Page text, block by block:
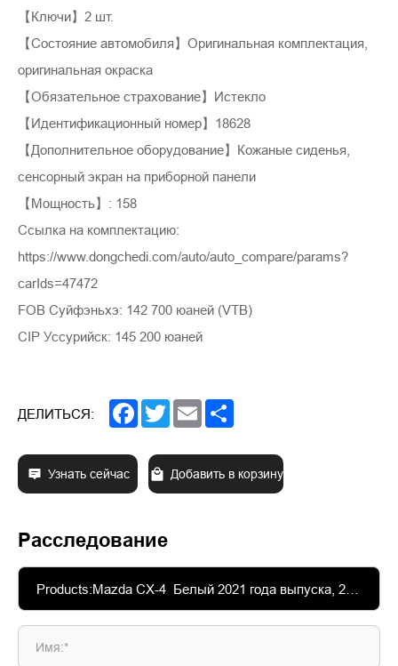
【Ключи】2 шт.
【Состояние автомобиля】Оригинальная комплектация,
оригинальная окраска
【Обязательное страхование】Истекло
【Идентификационный номер】18628
【Дополнительное оборудование】Кожаные сиденья,
сенсорный экран на приборной панели
【Мощность】: 158
Ссылка на комплектацию:
https://www.dongchedi.com/auto/auto_compare/params?
carIds=47472
FOB Суйфэньхэ: 142 700 юаней (VTB)
CIP Уссурийск: 145 200 юаней
ДЕЛИТЬСЯ: Facebook
TwitterEmail
Узнать сейчас Добавить в корзину
Расследование
Имя:*